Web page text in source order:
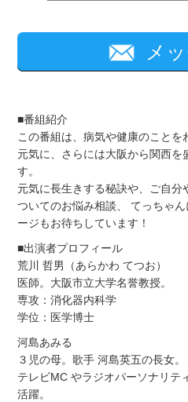
メ
■番組紹介
この番組は、病気や健康のこと
元気に、さらには大阪から関西
す。
元気に長生きする秘訣や、ご自分
ついてのお悩み相談、 てっちゃ
ージもお待ちしています！
■出演者プロフィール
荒川 哲男（あらかわ てつお）
医師。大阪市立大学名誉教授。
専攻：消化器内科学
学位：医学博士
河島あみる
３児の母。歌手 河島英五の長女。
テレビMC やラジオパーソナリテ
活躍。